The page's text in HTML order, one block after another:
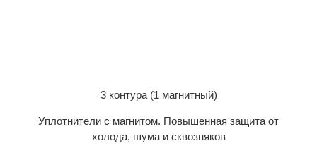
3 контура (1 магнитный)
Уплотнители с магнитом. Повышенная защита от
холода, шума и сквозняков